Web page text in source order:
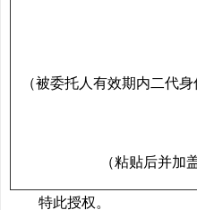
（被委托人有效期内二代
（粘贴后并加
特此授权。